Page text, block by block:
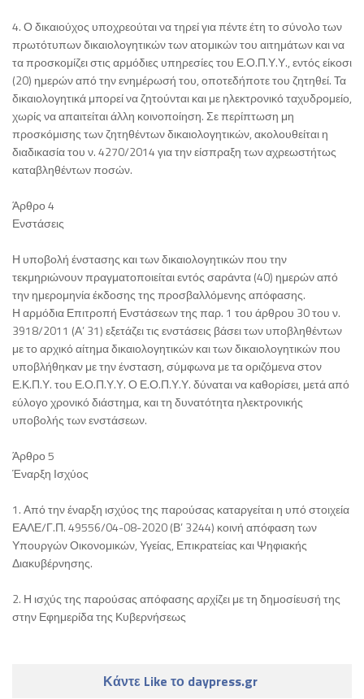
4. Ο δικαιούχος υποχρεούται να τηρεί για πέντε έτη το σύνολο των
πρωτότυπων δικαιολογητικών των ατομικών του αιτημάτων και να
τα προσκομίζει στις αρμόδιες υπηρεσίες του Ε.Ο.Π.Υ.Υ., εντός είκοσι
(20) ημερών από την ενημέρωσή του, οποτεδήποτε του ζητηθεί. Τα
δικαιολογητικά μπορεί να ζητούνται και με ηλεκτρονικό ταχυδρομείο,
χωρίς να απαιτείται άλλη κοινοποίηση. Σε περίπτωση μη
προσκόμισης των ζητηθέντων δικαιολογητικών, ακολουθείται η
διαδικασία του ν. 4270/2014 για την είσπραξη των αχρεωστήτως
καταβληθέντων ποσών.
Άρθρο 4
Ενστάσεις
Η υποβολή ένστασης και των δικαιολογητικών που την
τεκμηριώνουν πραγματοποιείται εντός σαράντα (40) ημερών από
την ημερομηνία έκδοσης της προσβαλλόμενης απόφασης.
Η αρμόδια Επιτροπή Ενστάσεων της παρ. 1 του άρθρου 30 του ν.
3918/2011 (Α’ 31) εξετάζει τις ενστάσεις βάσει των υποβληθέντων
με το αρχικό αίτημα δικαιολογητικών και των δικαιολογητικών που
υποβλήθηκαν με την ένσταση, σύμφωνα με τα οριζόμενα στον
Ε.Κ.Π.Υ. του Ε.Ο.Π.Υ.Υ. Ο Ε.Ο.Π.Υ.Υ. δύναται να καθορίσει, μετά από
εύλογο χρονικό διάστημα, και τη δυνατότητα ηλεκτρονικής
υποβολής των ενστάσεων.
Άρθρο 5
Έναρξη Ισχύος
1. Από την έναρξη ισχύος της παρούσας καταργείται η υπό στοιχεία
ΕΑΛΕ/Γ.Π. 49556/04-08-2020 (Β’ 3244) κοινή απόφαση των
Υπουργών Οικονομικών, Υγείας, Επικρατείας και Ψηφιακής
Διακυβέρνησης.
2. Η ισχύς της παρούσας απόφασης αρχίζει με τη δημοσίευσή της
στην Εφημερίδα της Κυβερνήσεως
Κάντε Like το daypress.gr